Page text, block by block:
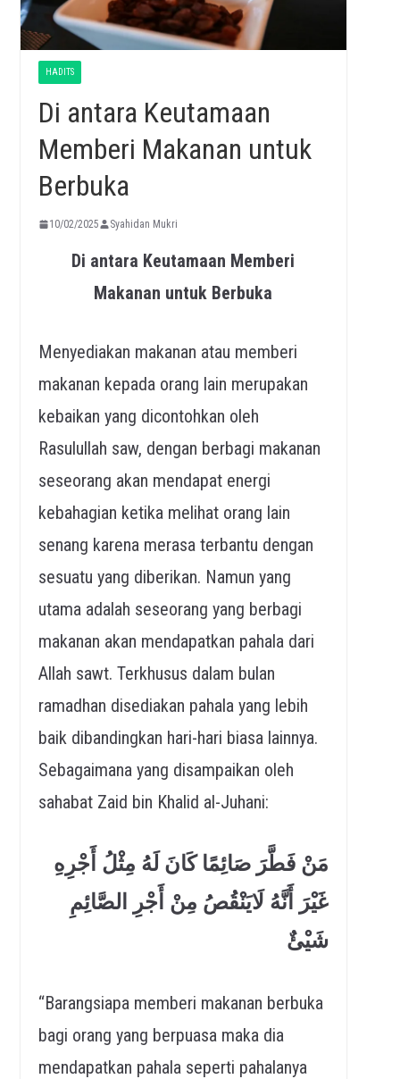
HADITS
Di antara Keutamaan
Memberi Makanan untuk
Berbuka
10/02/2025 Syahidan Mukri
Di antara Keutamaan Memberi
Makanan untuk Berbuka
Menyediakan makanan atau memberi
makanan kepada orang lain merupakan
kebaikan yang dicontohkan oleh
Rasulullah saw, dengan berbagi makanan
seseorang akan mendapat energi
kebahagian ketika melihat orang lain
senang karena merasa terbantu dengan
sesuatu yang diberikan. Namun yang
utama adalah seseorang yang berbagi
makanan akan mendapatkan pahala dari
Allah sawt. Terkhusus dalam bulan
ramadhan disediakan pahala yang lebih
baik dibandingkan hari-hari biasa lainnya.
Sebagaimana yang disampaikan oleh
sahabat Zaid bin Khalid al-Juhani:
مَنْ فَطَّرَ صَائِمًا كَانَ لَهُ مِثْلُ أَجْرِهِ
غَيْرَ أَنَّهُ لَايَنْقُصُ مِنْ أَجْرِ الصَّائِمِ
شَيْئٌ
“Barangsiapa memberi makanan berbuka
bagi orang yang berpuasa maka dia
mendapatkan pahala seperti pahalanya